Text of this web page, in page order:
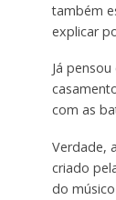
também
explicar
Já
com as
Verdade,
criado
do